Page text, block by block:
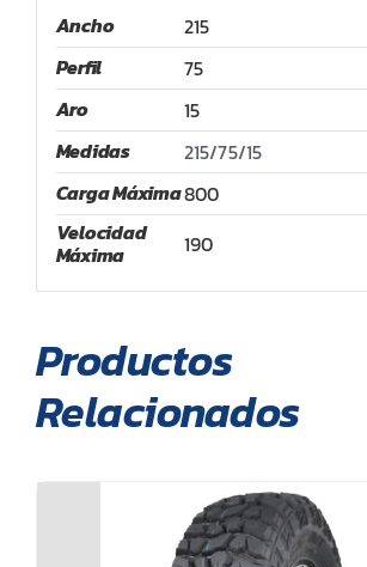
Ancho
215
Perfil
75
Aro
15
Medidas
215/75/15
Carga Máxima800
Velocidad
Máxima 190
Productos
Relacionados